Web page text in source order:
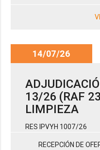
14/07/26
13/26 (RAF
LIMPIEZA
RES IPVYH 1007/26
RECEPCIÓN DE